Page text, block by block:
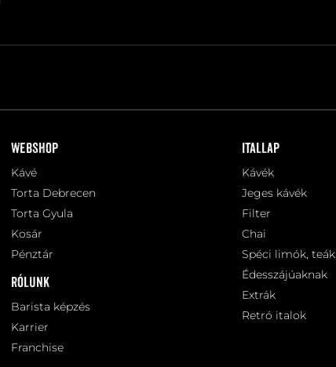
Webshop
Kávé
Torta Debrecen
Torta Gyula
Kosár
Pénztár
Rólunk
Barista képzés
Karrier
Franchise
Itallap
Kávék
Jeges kávék
Filter
Chai
Spéci limók, teák
Édesszájúaknak
Extrák
Retró italok